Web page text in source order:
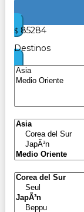
$ 85284
Destinos